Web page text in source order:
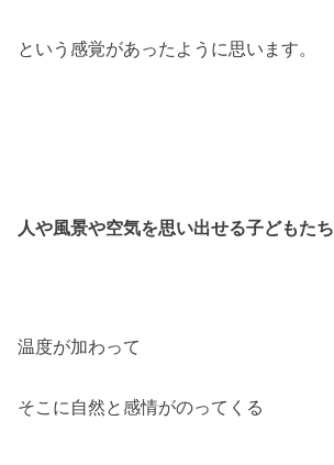
という感覚があったように思います。
人や風景や空気を思い出せる子どもたち
温度が加わって
そこに自然と感情がのってくる